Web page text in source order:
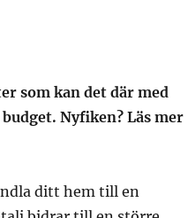
som kan det där med
Nyfiken? Läs mer
ditt hem till en